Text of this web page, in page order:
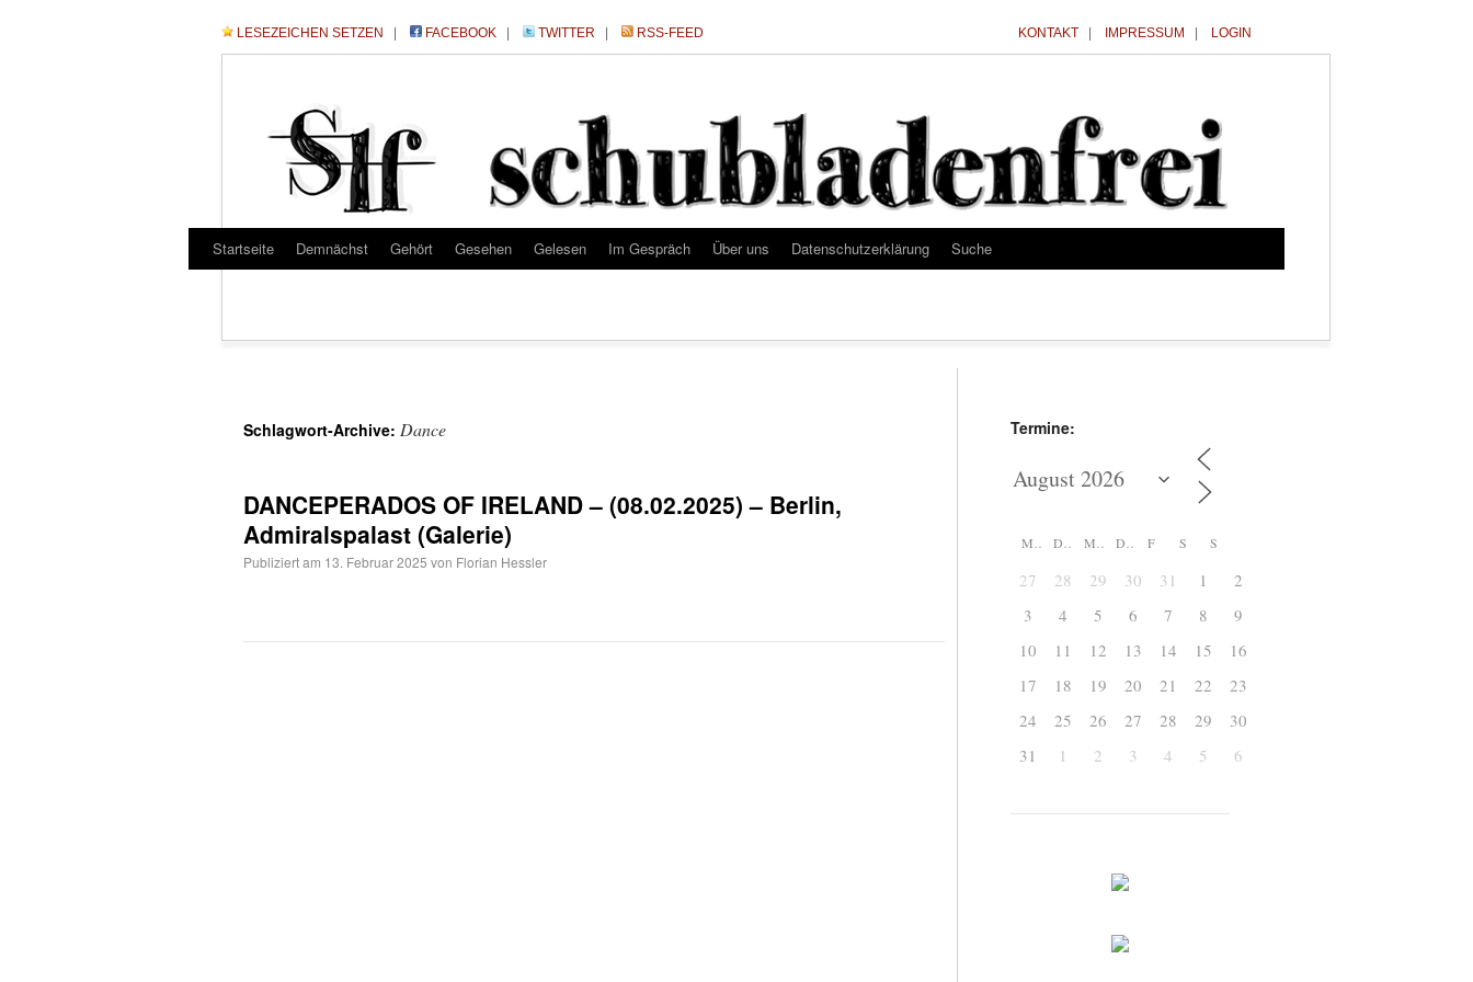
LESEZEICHEN SETZEN FACEBOOK TWITTER RSS-FEED KONTAKT IMPRESSUM LOGIN
Startseite Demnächst Gehört Gesehen Gelesen Im Gespräch Über uns Datenschutzerklärung Suche
Schlagwort-Archive: Dance
DANCEPERADOS OF IRELAND – (08.02.2025) – Berlin,
Admiralspalast (Galerie)
Publiziert am 13. Februar 2025 von Florian Hessler
Termine:
F S S
27 28 29 30 31 1
2
3
4 5 6 7 8
9
10
11 12 13 14 15
16
17
18 19 20 21 22
23
24
25 26 27 28 29
30
31
1 2 3 4 5 6